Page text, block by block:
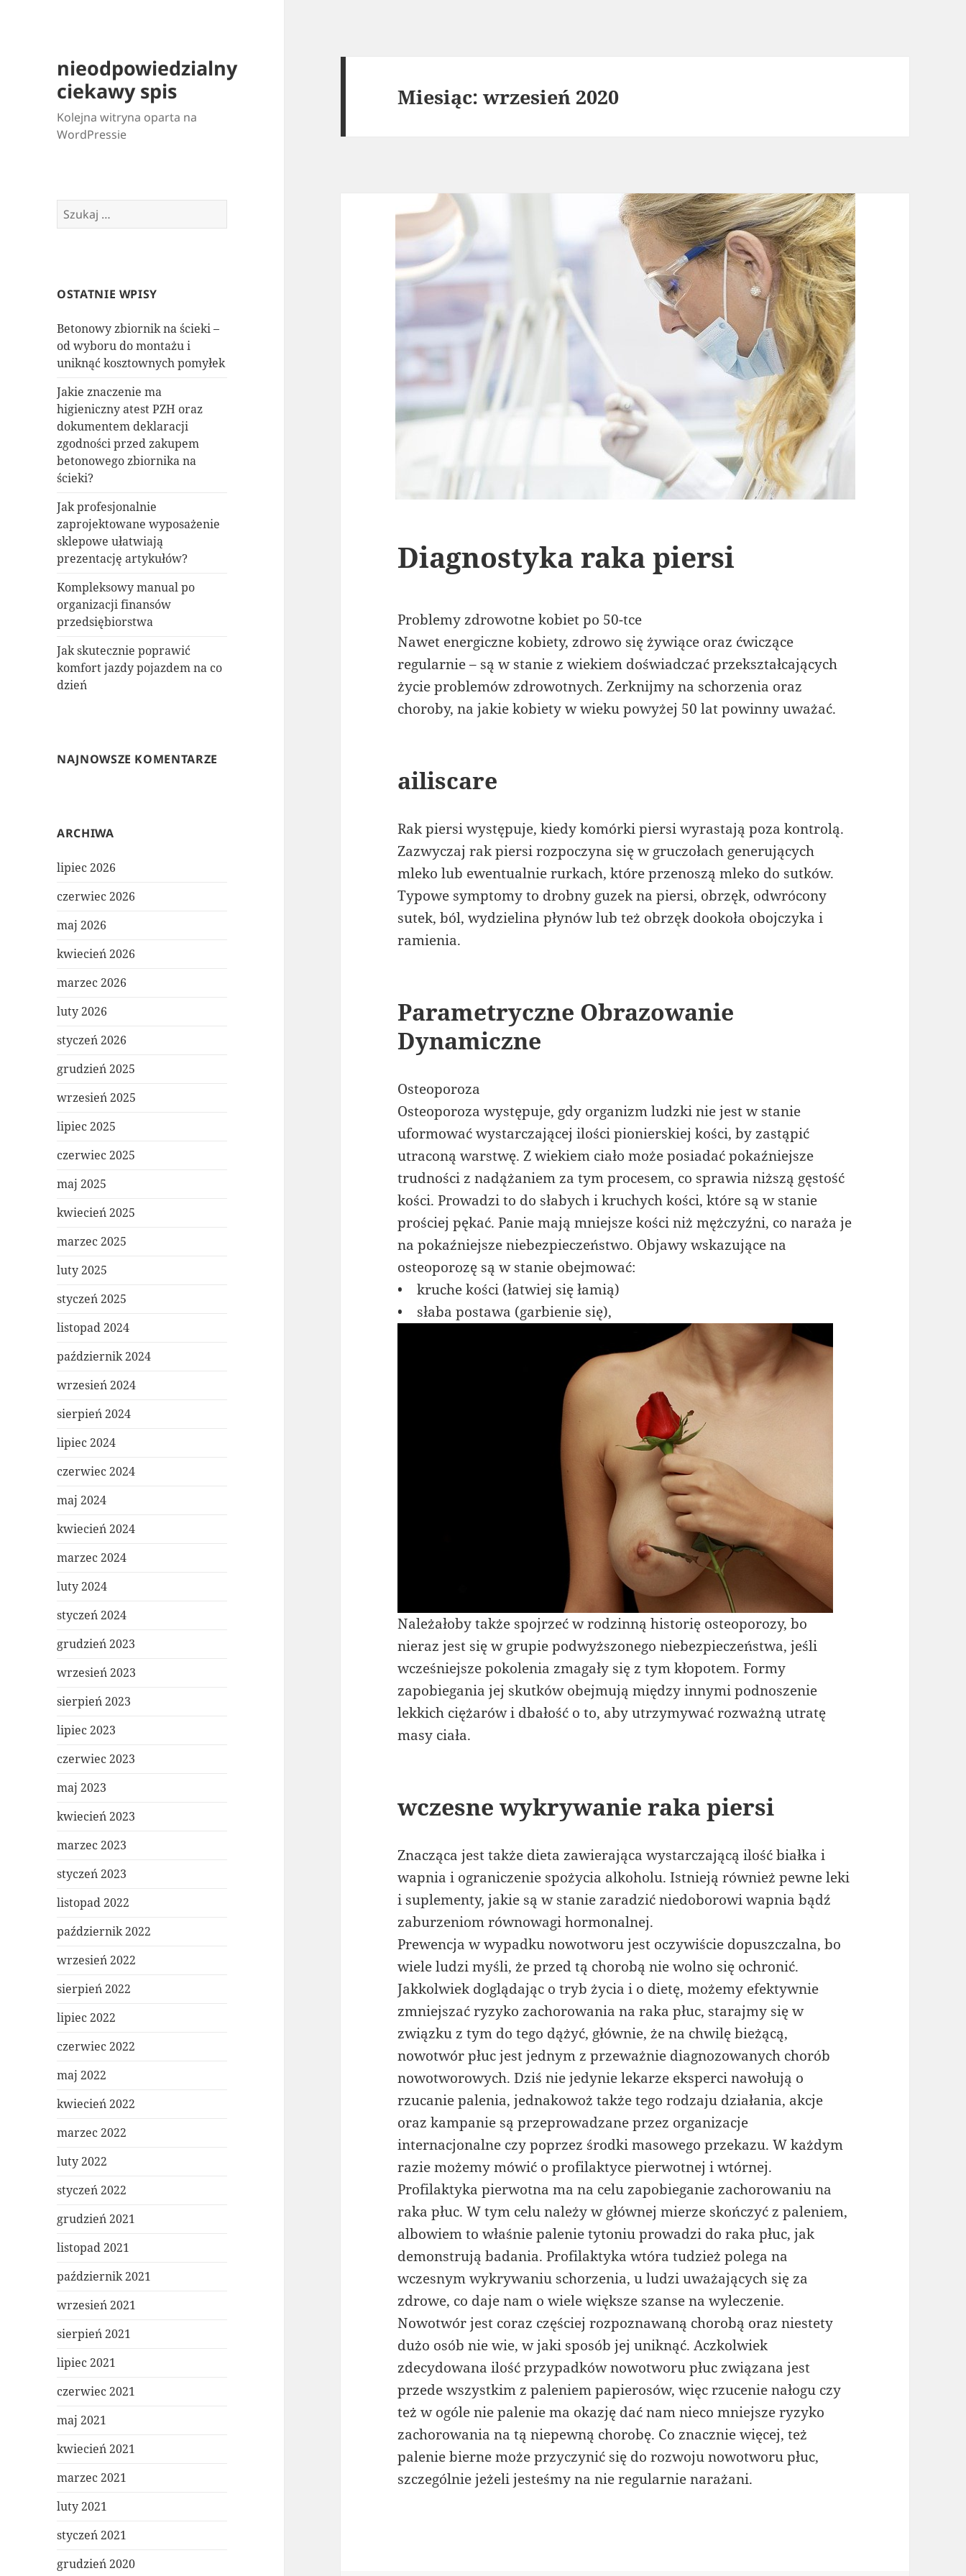
nieodpowiedzialny
ciekawy spis
Kolejna witryna oparta na
WordPressie
Szukaj:
OSTATNIE WPISY
Betonowy zbiornik na ścieki –
od wyboru do montażu i
uniknąć kosztownych pomyłek
Jakie znaczenie ma
higieniczny atest PZH oraz
dokumentem deklaracji
zgodności przed zakupem
betonowego zbiornika na
ścieki?
Jak profesjonalnie
zaprojektowane wyposażenie
sklepowe ułatwiają
prezentację artykułów?
Kompleksowy manual po
organizacji finansów
przedsiębiorstwa
Jak skutecznie poprawić
komfort jazdy pojazdem na co
dzień
NAJNOWSZE KOMENTARZE
ARCHIWA
lipiec 2026
czerwiec 2026
maj 2026
kwiecień 2026
marzec 2026
luty 2026
styczeń 2026
grudzień 2025
wrzesień 2025
lipiec 2025
czerwiec 2025
maj 2025
kwiecień 2025
marzec 2025
luty 2025
styczeń 2025
listopad 2024
październik 2024
wrzesień 2024
sierpień 2024
lipiec 2024
czerwiec 2024
maj 2024
kwiecień 2024
marzec 2024
luty 2024
styczeń 2024
grudzień 2023
wrzesień 2023
sierpień 2023
lipiec 2023
czerwiec 2023
maj 2023
kwiecień 2023
marzec 2023
styczeń 2023
listopad 2022
październik 2022
wrzesień 2022
sierpień 2022
lipiec 2022
czerwiec 2022
maj 2022
kwiecień 2022
marzec 2022
luty 2022
styczeń 2022
grudzień 2021
listopad 2021
październik 2021
wrzesień 2021
sierpień 2021
lipiec 2021
czerwiec 2021
maj 2021
kwiecień 2021
marzec 2021
luty 2021
styczeń 2021
grudzień 2020
Miesiąc:wrzesień 2020
Diagnostyka raka piersi
Problemy zdrowotne kobiet po 50-tce
Nawet energiczne kobiety, zdrowo się żywiące oraz ćwiczące
regularnie – są w stanie z wiekiem doświadczać przekształcających
życie problemów zdrowotnych. Zerknijmy na schorzenia oraz
choroby, na jakie kobiety w wieku powyżej 50 lat powinny uważać.
ailiscare
Rak piersi występuje, kiedy komórki piersi wyrastają poza kontrolą.
Zazwyczaj rak piersi rozpoczyna się w gruczołach generujących
mleko lub ewentualnie rurkach, które przenoszą mleko do sutków.
Typowe symptomy to drobny guzek na piersi, obrzęk, odwrócony
sutek, ból, wydzielina płynów lub też obrzęk dookoła obojczyka i
ramienia.
Parametryczne Obrazowanie
Dynamiczne
Osteoporoza
Osteoporoza występuje, gdy organizm ludzki nie jest w stanie
uformować wystarczającej ilości pionierskiej kości, by zastąpić
utraconą warstwę. Z wiekiem ciało może posiadać pokaźniejsze
trudności z nadążaniem za tym procesem, co sprawia niższą gęstość
kości. Prowadzi to do słabych i kruchych kości, które są w stanie
prościej pękać. Panie mają mniejsze kości niż mężczyźni, co naraża je
na pokaźniejsze niebezpieczeństwo. Objawy wskazujące na
osteoporozę są w stanie obejmować:
• kruche kości (łatwiej się łamią)
• słaba postawa (garbienie się),
Należałoby także spojrzeć w rodzinną historię osteoporozy, bo
nieraz jest się w grupie podwyższonego niebezpieczeństwa, jeśli
wcześniejsze pokolenia zmagały się z tym kłopotem. Formy
zapobiegania jej skutków obejmują między innymi podnoszenie
lekkich ciężarów i dbałość o to, aby utrzymywać rozważną utratę
masy ciała.
wczesne wykrywanie raka piersi
Znacząca jest także dieta zawierająca wystarczającą ilość białka i
wapnia i ograniczenie spożycia alkoholu. Istnieją również pewne leki
i suplementy, jakie są w stanie zaradzić niedoborowi wapnia bądź
zaburzeniom równowagi hormonalnej.
Prewencja w wypadku nowotworu jest oczywiście dopuszczalna, bo
wiele ludzi myśli, że przed tą chorobą nie wolno się ochronić.
Jakkolwiek doglądając o tryb życia i o dietę, możemy efektywnie
zmniejszać ryzyko zachorowania na raka płuc, starajmy się w
związku z tym do tego dążyć, głównie, że na chwilę bieżącą,
nowotwór płuc jest jednym z przeważnie diagnozowanych chorób
nowotworowych. Dziś nie jedynie lekarze eksperci nawołują o
rzucanie palenia, jednakowoż także tego rodzaju działania, akcje
oraz kampanie są przeprowadzane przez organizacje
internacjonalne czy poprzez środki masowego przekazu. W każdym
razie możemy mówić o profilaktyce pierwotnej i wtórnej.
Profilaktyka pierwotna ma na celu zapobieganie zachorowaniu na
raka płuc. W tym celu należy w głównej mierze skończyć z paleniem,
albowiem to właśnie palenie tytoniu prowadzi do raka płuc, jak
demonstrują badania. Profilaktyka wtóra tudzież polega na
wczesnym wykrywaniu schorzenia, u ludzi uważających się za
zdrowe, co daje nam o wiele większe szanse na wyleczenie.
Nowotwór jest coraz częściej rozpoznawaną chorobą oraz niestety
dużo osób nie wie, w jaki sposób jej uniknąć. Aczkolwiek
zdecydowana ilość przypadków nowotworu płuc związana jest
przede wszystkim z paleniem papierosów, więc rzucenie nałogu czy
też w ogóle nie palenie ma okazję dać nam nieco mniejsze ryzyko
zachorowania na tą niepewną chorobę. Co znacznie więcej, też
palenie bierne może przyczynić się do rozwoju nowotworu płuc,
szczególnie jeżeli jesteśmy na nie regularnie narażani.